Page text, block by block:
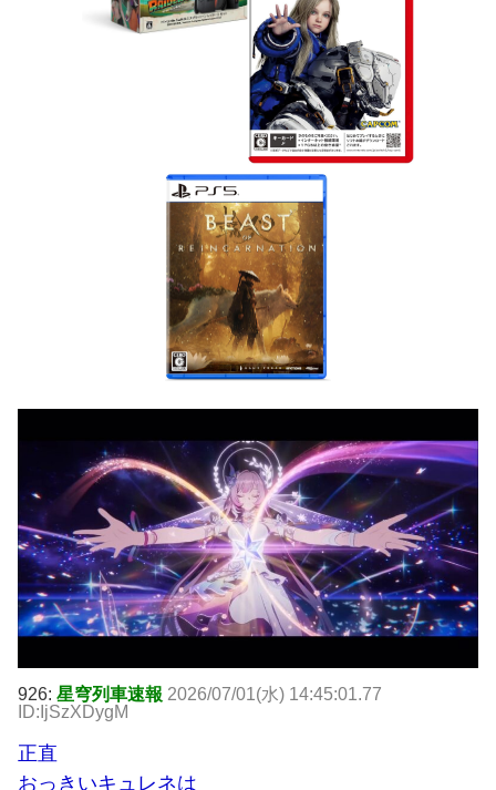
926: 星穹列車速報 2026/07/01(水) 14:45:01.77
ID:IjSzXDygM
正直
おっきいキュレネは